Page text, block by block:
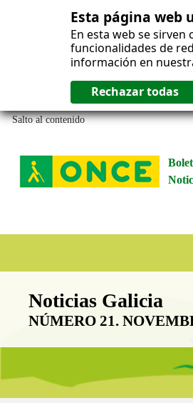
Esta página web
En esta web se
funcionalidades de
información en
Salto al contenido
Boletín Noticias
Noticias Galicia
NÚMERO 21.